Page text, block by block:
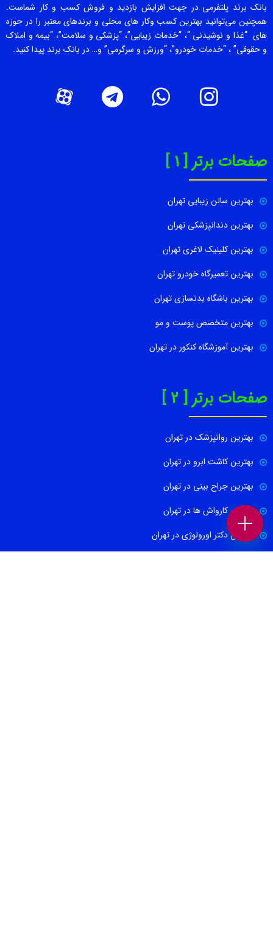
بانک برند پلتفرمی در جهت افزایش بازدید و فروش کسب و کار شماست.
همچنین می‌توانید بهترین کسب وکار های محلی و برندهای معتبر را در حوزه
های “غذا و نوشیدنی “، “خدمات زیبایی”، “پزشکی و سلامت”، “بیمه و املاک
و حقوقی” ، “خدمات خودرو”، “ورزش و سرگرمی” و… در بانک برند پیدا کنید.
صفحات برتر [ 1 ]
بهترین سالن زیبایی تهران
بهترین دندانپزشکی تهران
بهترین کلینیک لاغری تهران
بهترین تعمیرگاه خودرو تهران
بهترین باشگاه بدنسازی تهران
بهترین متخصص پوست و مو
بهترین آموزشگاه کنکور در تهران
صفحات برتر [ 2 ]
بهترین روانپزشک در تهران
بهترین کاشت ابرو در تهران
بهترین جراح بینی در تهران
بهترین کارواش ها در تهران
بهترین دکتر اورولوژی در تهران